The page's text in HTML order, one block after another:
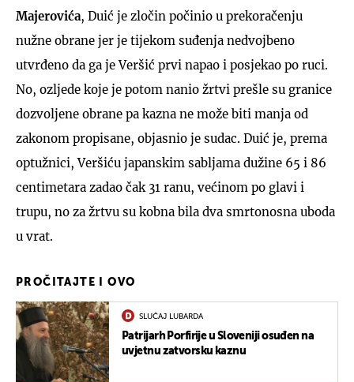
Majerovića, Duić je zločin počinio u prekoračenju
nužne obrane jer je tijekom suđenja nedvojbeno
utvrđeno da ga je Veršić prvi napao i posjekao po ruci.
No, ozljede koje je potom nanio žrtvi prešle su granice
dozvoljene obrane pa kazna ne može biti manja od
zakonom propisane, objasnio je sudac. Duić je, prema
optužnici, Veršiću japanskim sabljama dužine 65 i 86
centimetara zadao čak 31 ranu, većinom po glavi i
trupu, no za žrtvu su kobna bila dva smrtonosna uboda
u vrat.
PROČITAJTE I OVO
SLUČAJ LUBARDA
Patrijarh Porfirije u Sloveniji osuđen na
uvjetnu zatvorsku kaznu